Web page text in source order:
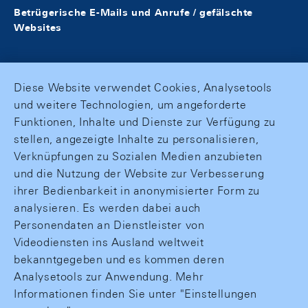
Betrügerische E-Mails und Anrufe / gefälschte
Websites
Diese Website verwendet Cookies, Analysetools
und weitere Technologien, um angeforderte
Funktionen, Inhalte und Dienste zur Verfügung zu
stellen, angezeigte Inhalte zu personalisieren,
Verknüpfungen zu Sozialen Medien anzubieten
und die Nutzung der Website zur Verbesserung
ihrer Bedienbarkeit in anonymisierter Form zu
analysieren. Es werden dabei auch
Personendaten an Dienstleister von
Videodiensten ins Ausland weltweit
bekanntgegeben und es kommen deren
Analysetools zur Anwendung. Mehr
Informationen finden Sie unter "Einstellungen